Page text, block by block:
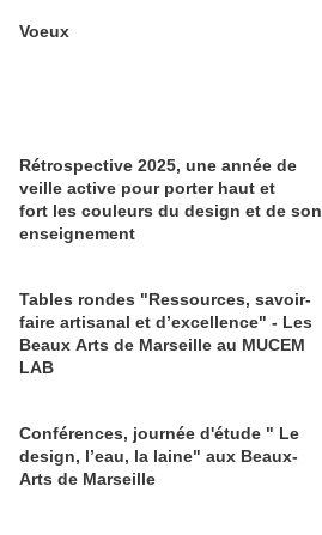
Voeux
Rétrospective 2025, une année de
veille active pour porter haut et
fort les couleurs du design et de son
enseignement
Tables rondes "Ressources, savoir-
faire artisanal et d’excellence" - Les
Beaux Arts de Marseille au MUCEM
LAB
Conférences, journée d'étude " Le
design, l’eau, la laine" aux Beaux-
Arts de Marseille